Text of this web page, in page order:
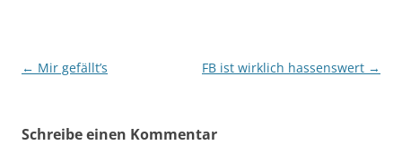
Beitragsnavigation
← Mir gefällt’s FB ist wirklich hassenswert →
Schreibe einen Kommentar